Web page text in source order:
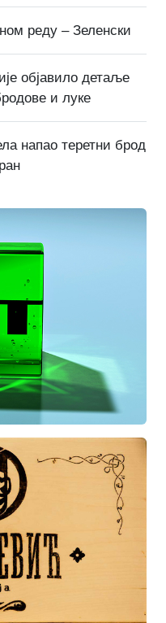
реду – Зеленски
објавило детаље
и луке
напао теретни брод